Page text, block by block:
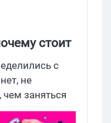
стоит
шоу для
с
не
заняться
планируется